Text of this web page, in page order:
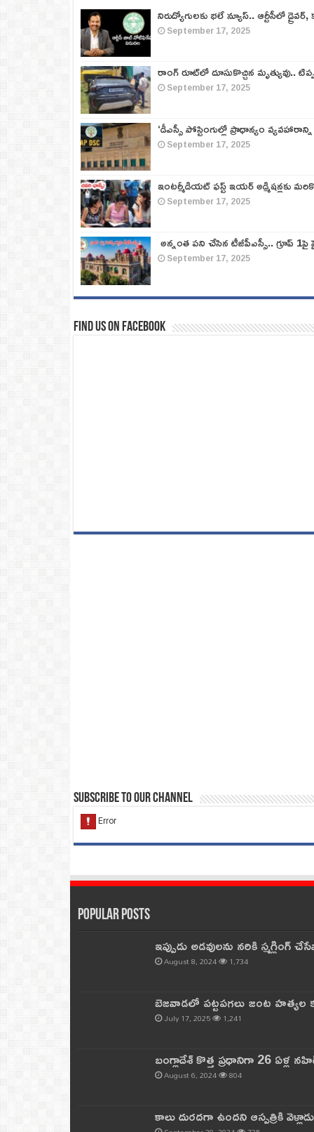
నిరుద్యోగులకు భలే న్యూస్.. ఆర్టీసీలో
September 17, 2025
రాంగ్ రూట్‌లో దూసుకొచ్చిన మృత్యువు..
September 17, 2025
‘డీఎస్సీ పోస్టింగుల్లో ప్రాధాన్యం
September 17, 2025
ఇంటర్మీడియట్ ఫస్ట్‌ ఇయర్‌ అడ్మిషన్లకు
September 17, 2025
అన్నంత పని చేసిన టీజీపీఎస్సీ.. గ్రూప్‌
September 17, 2025
Find us on Facebook
Subscribe to our Channel
Popular Posts
ఇప్పుడు అడవులను నరికి
August 8, 2024 1,734
బెజవాడలో పట్టపగలు జంట
July 17, 2025 1,241
బంగ్లాదేశ్ కొత్త ప్రధానిగా 26 ఏళ్ల
August 6, 2024 804
కాలు దురదగా ఉందని ఆస్పత్రికి